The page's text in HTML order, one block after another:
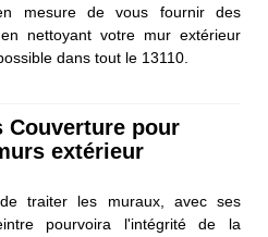
mesure de vous fournir des
nettoyant votre mur extérieur
dans tout le 13110.
Couverture pour
extérieur
traiter les muraux, avec ses
pourvoira l'intégrité de la